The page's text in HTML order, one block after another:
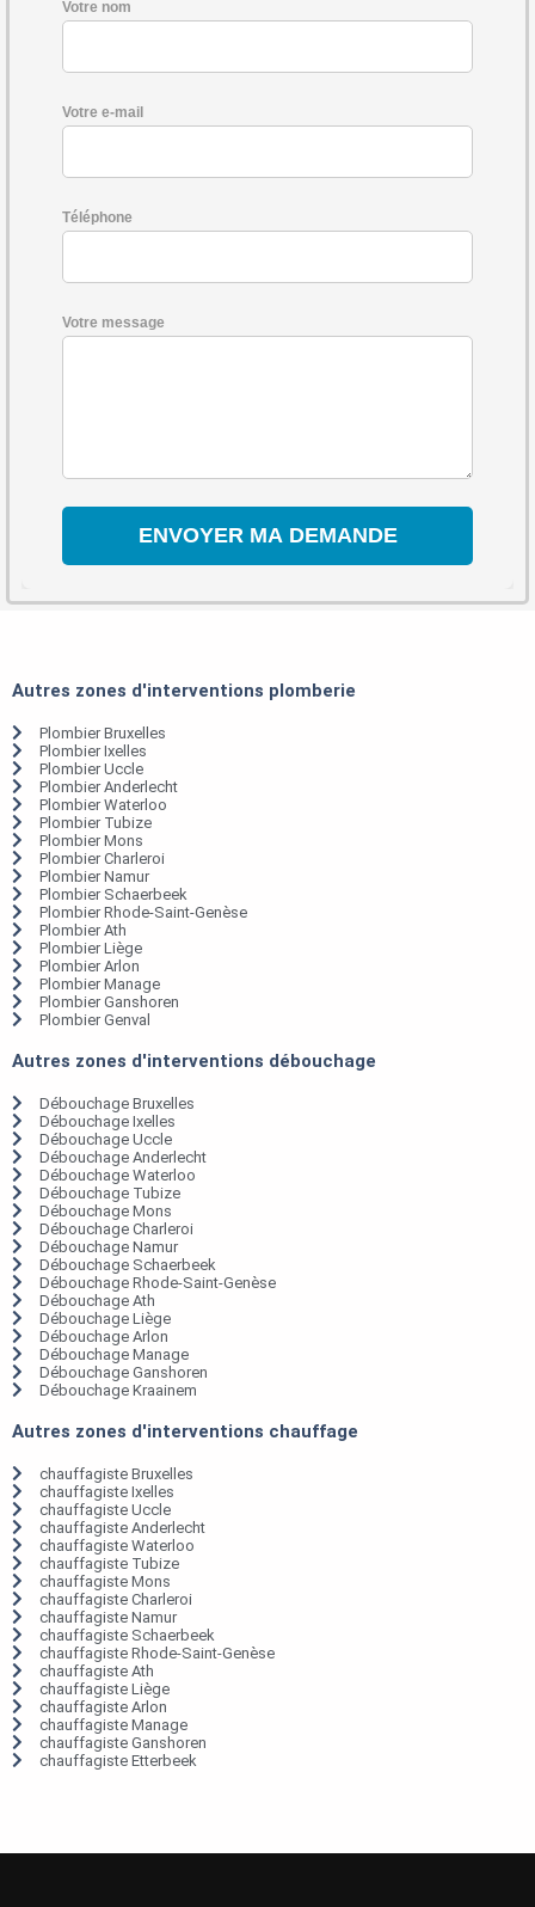
Votre nom
Votre e-mail
Téléphone
Votre message
Autres zones d'interventions plomberie
Plombier Bruxelles
Plombier Ixelles
Plombier Uccle
Plombier Anderlecht
Plombier Waterloo
Plombier Tubize
Plombier Mons
Plombier Charleroi
Plombier Namur
Plombier Schaerbeek
Plombier Rhode-Saint-Genèse
Plombier Ath
Plombier Liège
Plombier Arlon
Plombier Manage
Plombier Ganshoren
Plombier Genval
Autres zones d'interventions débouchage
Débouchage Bruxelles
Débouchage Ixelles
Débouchage Uccle
Débouchage Anderlecht
Débouchage Waterloo
Débouchage Tubize
Débouchage Mons
Débouchage Charleroi
Débouchage Namur
Débouchage Schaerbeek
Débouchage Rhode-Saint-Genèse
Débouchage Ath
Débouchage Liège
Débouchage Arlon
Débouchage Manage
Débouchage Ganshoren
Débouchage Kraainem
Autres zones d'interventions chauffage
chauffagiste Bruxelles
chauffagiste Ixelles
chauffagiste Uccle
chauffagiste Anderlecht
chauffagiste Waterloo
chauffagiste Tubize
chauffagiste Mons
chauffagiste Charleroi
chauffagiste Namur
chauffagiste Schaerbeek
chauffagiste Rhode-Saint-Genèse
chauffagiste Ath
chauffagiste Liège
chauffagiste Arlon
chauffagiste Manage
chauffagiste Ganshoren
chauffagiste Etterbeek